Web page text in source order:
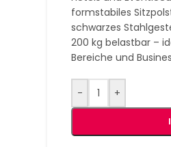
formstabiles
schwarzes
200 kg belastbar –
Bereiche und
- +